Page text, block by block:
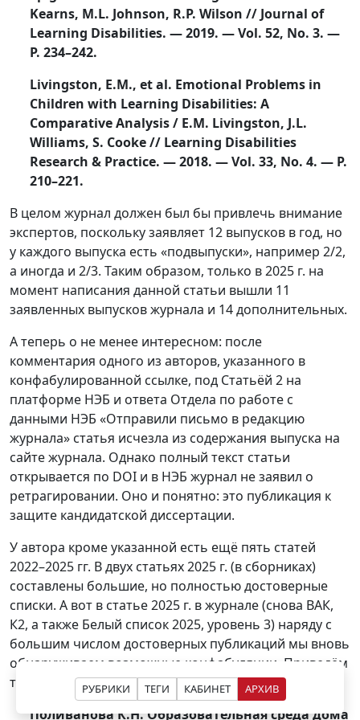
РУБРИКИ ТЕГИ КАБИНЕТ АРХИВ
Kearns, M.L. Johnson, R.P. Wilson // Journal of
Learning Disabilities. — 2019. — Vol. 52, No. 3. —
P. 234–242.
Livingston, E.M., et al. Emotional Problems in
Children with Learning Disabilities: A
Comparative Analysis / E.M. Livingston, J.L.
Williams, S. Cooke // Learning Disabilities
Research & Practice. — 2018. — Vol. 33, No. 4. — P.
210–221.
В целом журнал должен был бы привлечь внимание
экспертов, поскольку заявляет 12 выпусков в год, но
у каждого выпуска есть «подвыпуски», например 2/2,
а иногда и 2/3. Таким образом, только в 2025 г. на
момент написания данной статьи вышли 11
заявленных выпусков журнала и 14 дополнительных.
А теперь о не менее интересном: после
комментария одного из авторов, указанного в
конфабулированной ссылке, под Статьёй 2 на
платформе НЭБ и ответа Отдела по работе с
данными НЭБ «Отправили письмо в редакцию
журнала» статья исчезла из содержания выпуска на
сайте журнала. Однако полный текст статьи
открывается по DOI и в НЭБ журнал не заявил о
ретрагировании. Оно и понятно: это публикация к
защите кандидатской диссертации.
У автора кроме указанной есть ещё пять статей
2022–2025 гг. В двух статьях 2025 г. (в сборниках)
составлены большие, но полностью достоверные
списки. А вот в статье 2025 г. в журнале (снова ВАК,
К2, а также Белый список 2025, уровень 3) наряду с
большим числом достоверных публикаций мы вновь
обнаруживаем возможные конфабуляции. Приведём
только две с указанием одного автора:
Поливанова К.Н. Образовательная среда дома